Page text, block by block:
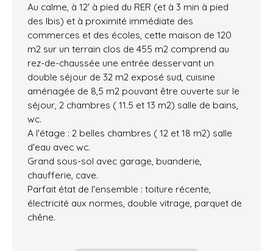
Au calme, à 12' à pied du RER (et à 3 min à pied
des Ibis) et à proximité immédiate des
commerces et des écoles, cette maison de 120
m2 sur un terrain clos de 455 m2 comprend au
rez-de-chaussée une entrée desservant un
double séjour de 32 m2 exposé sud, cuisine
aménagée de 8,5 m2 pouvant être ouverte sur le
séjour, 2 chambres ( 11.5 et 13 m2) salle de bains,
wc.
A l'étage : 2 belles chambres ( 12 et 18 m2) salle
d'eau avec wc.
Grand sous-sol avec garage, buanderie,
chaufferie, cave.
Parfait état de l'ensemble : toiture récente,
électricité aux normes, double vitrage, parquet de
chêne.